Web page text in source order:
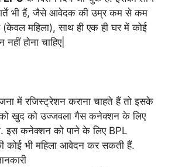
भी हैं, जैसे आवेदक की उम्र कम से कम
(केवल महिला), साथ ही एक ही घर में कोई
होना चाहिए|
में रजिस्ट्रेशन कराना चाहते हैं तो इसके
खुद को उज्जवला गैस कनेक्शन के लिए
इस कनेक्शन को पाने के लिए BPL
कोई भी महिला आवेदन कर सकती हैं.